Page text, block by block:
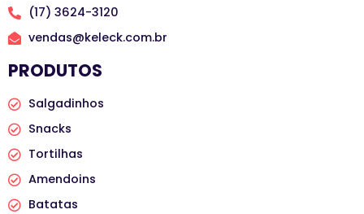
(17) 3624-3120
vendas@keleck.com.br
PRODUTOS
Salgadinhos
Snacks
Tortilhas
Amendoins
Batatas